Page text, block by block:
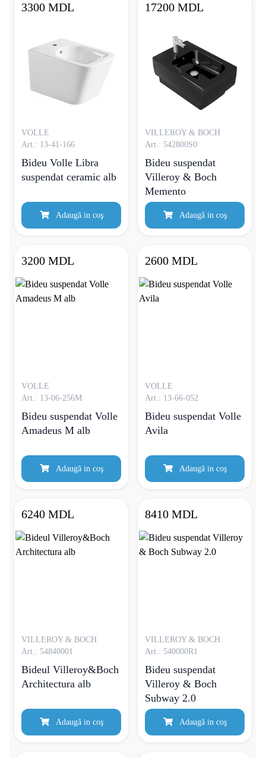
3300 MDL
VOLLE
Art.: 13-41-166
Bideu Volle Libra
suspendat ceramic alb
Adaugă in coş
17200 MDL
VILLEROY & BOCH
Art.: 542800S0
Bideu suspendat
Villeroy & Boch
Memento
Adaugă in coş
3200 MDL
VOLLE
Art.: 13-06-256M
Bideu suspendat Volle
Amadeus M alb
Adaugă in coş
2600 MDL
VOLLE
Art.: 13-66-052
Bideu suspendat Volle
Avila
Adaugă in coş
6240 MDL
VILLEROY & BOCH
Art.: 54840001
Bideul Villeroy&Boch
Architectura alb
Adaugă in coş
8410 MDL
VILLEROY & BOCH
Art.: 540000R1
Bideu suspendat
Villeroy & Boch
Subway 2.0
Adaugă in coş